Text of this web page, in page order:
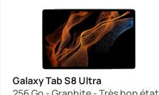
Galaxy Tab S8 Ultra